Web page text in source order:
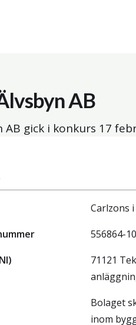
AB
AB gick i konkurs 17
Carlzons
556864-
71121
Bolaget
inom